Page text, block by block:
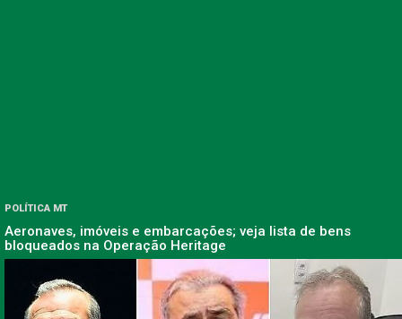
POLÍTICA MT
Aeronaves, imóveis e embarcações; veja lista de bens
bloqueados na Operação Heritage